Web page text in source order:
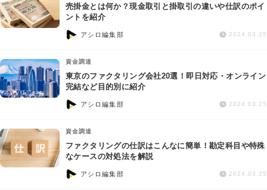
売掛金とは何か？現金取引と掛取引の違いや仕訳のポイ
ントを紹介
アシロ編集部 2024.03.25
資金調達
東京のファクタリング会社20選！即日対応・オンライン
完結など目的別に紹介
アシロ編集部 2024.03.25
資金調達
ファクタリングの仕訳はこんなに簡単！勘定科目や特殊
なケースの対処法を解説
アシロ編集部 2024.03.25